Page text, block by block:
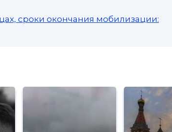
сроки окончания мобилизации: